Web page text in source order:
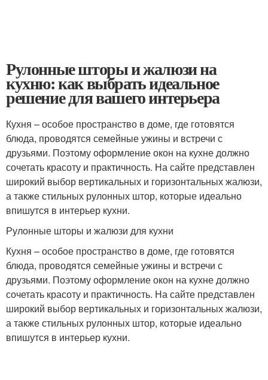
Рулонные шторы и жалюзи на
кухню: как выбрать идеальное
решение для вашего интерьера
Кухня – особое пространство в доме, где готовятся
блюда, проводятся семейные ужины и встречи с
друзьями. Поэтому оформление окон на кухне должно
сочетать красоту и практичность. На сайте представлен
широкий выбор вертикальных и горизонтальных жалюзи,
а также стильных рулонных штор, которые идеально
впишутся в интерьер кухни.
Рулонные шторы и жалюзи для кухни
Кухня – особое пространство в доме, где готовятся
блюда, проводятся семейные ужины и встречи с
друзьями. Поэтому оформление окон на кухне должно
сочетать красоту и практичность. На сайте представлен
широкий выбор вертикальных и горизонтальных жалюзи,
а также стильных рулонных штор, которые идеально
впишутся в интерьер кухни.